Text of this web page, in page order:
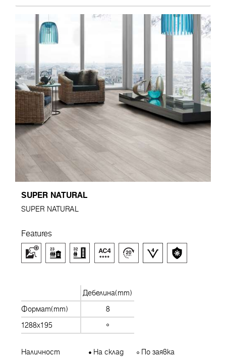
SUPER NATURAL
SUPER NATURAL
Features
Дебелина(mm)
Формат(mm)
8
1288x195
Наличност На склад По заявка